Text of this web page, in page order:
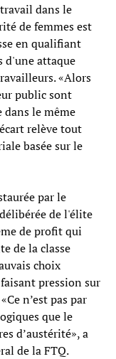
dans le
de femmes est
en qualifiant
d'une attaque
«Alors
public sont
dans le même
relève tout
basée sur le
par le
de l'élite
de profit qui
de la classe
choix
pression sur
n’est pas par
que le
d’austérité», a
de la FTQ.